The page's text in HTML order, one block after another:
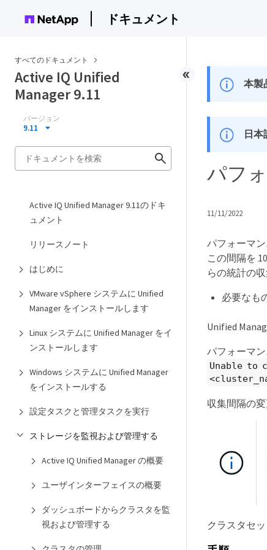
ドキュメント
すべてのドキュメント
Active IQ Unified
Manager 9.11
バージョン
9.11
Active IQ Unified Manager 9.11のドキ
ュメント
リリースノート
はじめに
VMware vSphere システムに Unified
Manager をインストールします
Linux システムに Unified Manager をイ
ンストールします
Windows システムに Unified Manager
をインストールする
設定タスクと管理タスクを実行
ストレージを監視および管理する
Active IQ Unified Manager の概要
ユーザインターフェイスの概要
ダッシュボードからクラスタを監
視および管理する
本製
日
パフ
11/11/2022
パフォーマ
この間隔を
らの統計の
必要なも
Unified
パフォーマ
Unable to
収集間隔の
クラスタセ